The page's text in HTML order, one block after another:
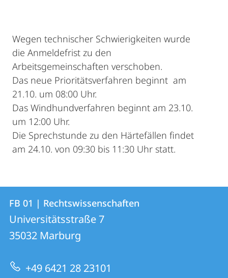
Wegen technischer Schwierigkeiten wurde
die Anmeldefrist zu den
Arbeitsgemeinschaften verschoben.
Das neue Prioritätsverfahren beginnt am
21.10. um 08:00 Uhr.
Das Windhundverfahren beginnt am 23.10.
um 12:00 Uhr.
Die Sprechstunde zu den Härtefällen findet
am 24.10. von 09:30 bis 11:30 Uhr statt.
Kontakt
und
Informationen
zur
Kontaktinformationen
FB
01
|
Rechtswissenschaften
FB 01 | Rechtswissenschaften
Universitätsstraße 7
35032 Marburg
+49 6421 28 23101